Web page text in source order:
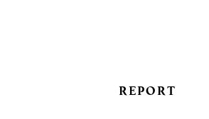
REPORT